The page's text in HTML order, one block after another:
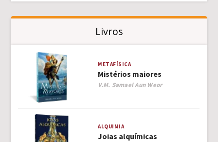
Livros
METAFÍSICA
Mistérios maiores
Author
V.M. Samael Aun Weor
ALQUIMIA
Joias alquímicas